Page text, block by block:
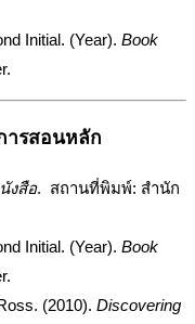
Initial. (Year). Book
ารสอนหลัก
งสือ. สถานที่พิมพ์: สำนัก
Initial. (Year). Book
(2010). Discovering